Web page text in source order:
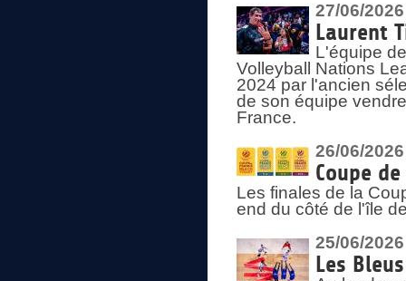
27/06/2026
Laurent
L'équipe
Volleyball Nations
2024 par l'ancien
de son équipe
France.
26/06/2026
Coupe
Les finales de la
end du côté de l'île
25/06/2026
Les